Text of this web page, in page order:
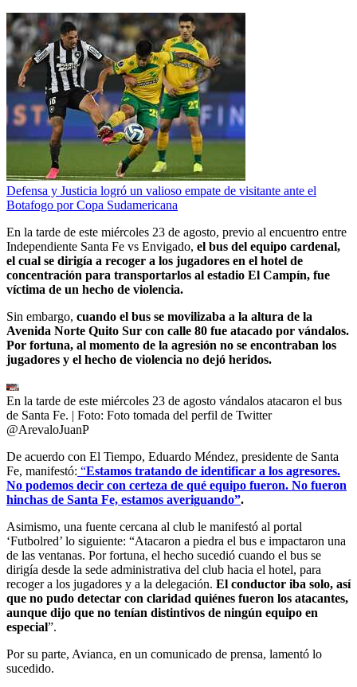
Defensa y Justicia logró un valioso empate de visitante ante el
Botafogo por Copa Sudamericana
En la tarde de este miércoles 23 de agosto, previo al encuentro entre
Independiente Santa Fe vs Envigado, el bus del equipo cardenal,
el cual se dirigía a recoger a los jugadores en el hotel de
concentración para transportarlos al estadio El Campín, fue
víctima de un hecho de violencia.
Sin embargo, cuando el bus se movilizaba a la altura de la
Avenida Norte Quito Sur con calle 80 fue atacado por vándalos.
Por fortuna, al momento de la agresión no se encontraban los
jugadores y el hecho de violencia no dejó heridos.
En la tarde de este miércoles 23 de agosto vándalos atacaron el bus
de Santa Fe. | Foto: Foto tomada del perfil de Twitter
@ArevaloJuanP
De acuerdo con El Tiempo, Eduardo Méndez, presidente de Santa
Fe, manifestó: “Estamos tratando de identificar a los agresores.
No podemos decir con certeza de qué equipo fueron. No fueron
hinchas de Santa Fe, estamos averiguando”.
Asimismo, una fuente cercana al club le manifestó al portal
‘Futbolred’ lo siguiente: “Atacaron a piedra el bus e impactaron una
de las ventanas. Por fortuna, el hecho sucedió cuando el bus se
dirigía desde la sede administrativa del club hacia el hotel, para
recoger a los jugadores y a la delegación. El conductor iba solo, así
que no pudo detectar con claridad quiénes fueron los atacantes,
aunque dijo que no tenían distintivos de ningún equipo en
especial”.
Por su parte, Avianca, en un comunicado de prensa, lamentó lo
sucedido.